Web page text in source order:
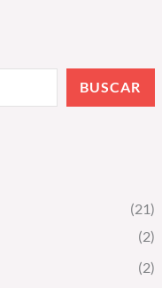
BUSCAR
(21)
(2)
(2)